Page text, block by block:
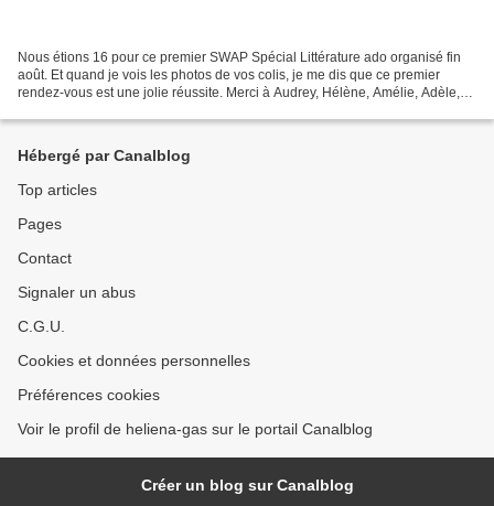
Nous étions 16 pour ce premier SWAP Spécial Littérature ado organisé fin
août. Et quand je vois les photos de vos colis, je me dis que ce premier
rendez-vous est une jolie réussite. Merci à Audrey, Hélène, Amélie, Adèle,
Hébergé par Canalblog
Top articles
Pages
Contact
Signaler un abus
C.G.U.
Cookies et données personnelles
Préférences cookies
Voir le profil de heliena-gas sur le portail Canalblog
Créer un blog sur Canalblog